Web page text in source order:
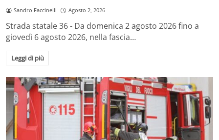
Sandro Faccinelli Agosto 2, 2026
Strada statale 36 - Da domenica 2 agosto 2026 fino a
giovedì 6 agosto 2026, nella fascia…
Leggi di più